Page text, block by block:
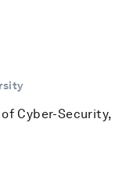
Cyber-Security,